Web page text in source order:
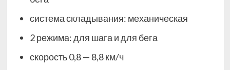
система складывания: механическая
2 режима: для шага и для бега
скорость 0,8 — 8,8 км/ч